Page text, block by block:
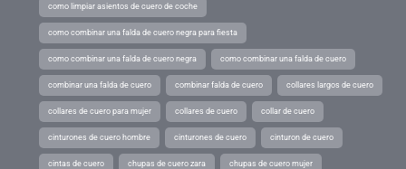
como limpiar asientos de cuero de coche
como combinar una falda de cuero negra para fiesta
como combinar una falda de cuero negra como combinar una falda de cuero
combinar una falda de cuero combinar falda de cuero collares largos de cuero
collares de cuero para mujer collares de cuero collar de cuero
cinturones de cuero hombre cinturones de cuero cinturon de cuero
cintas de cuero chupas de cuero zara chupas de cuero mujer